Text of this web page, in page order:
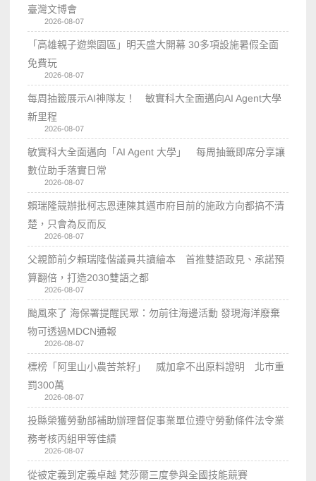
臺灣文博會
2026-08-07
「高雄親子遊樂園區」明天盛大開幕 30多項設施暑假全面
免費玩
2026-08-07
每周抽籤展示AI神隊友！ 敏實科大全面邁向AI Agent大學
新里程
2026-08-07
敏實科大全面邁向「AI Agent 大學」 每周抽籤即席分享讓
數位助手落實日常
2026-08-07
賴瑞隆競辦批柯志恩連陳其邁市府目前的施政方向都搞不清
楚，只會為反而反
2026-08-07
父親節前夕賴瑞隆偕議員共讀繪本 首推雙語政見、承諾預
算翻倍，打造2030雙語之都
2026-08-07
颱風來了 海保署提醒民眾：勿前往海邊活動 發現海洋廢棄
物可透過MDCN通報
2026-08-07
標榜「阿里山小農苦茶籽」 威加拿不出原料證明 北市重
罰300萬
2026-08-07
投縣榮獲勞動部補助辦理督促事業單位遵守勞動條件法令業
務考核丙組甲等佳績
2026-08-07
從被定義到定義卓越 梵莎爾三度參與全國技能競賽